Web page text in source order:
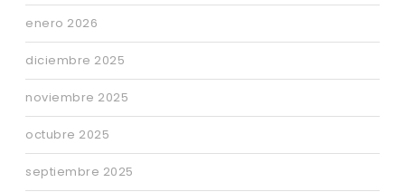
enero 2026
diciembre 2025
noviembre 2025
octubre 2025
septiembre 2025